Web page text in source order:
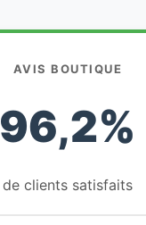
AVIS BOUTIQUE
96,2%
de clients satisfaits